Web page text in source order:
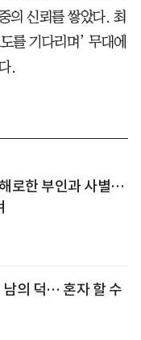
의 신뢰를 쌓았다. 최
를 기다리며’ 무대에
.
로한 부인과 사별…
남의 덕… 혼자 할 수